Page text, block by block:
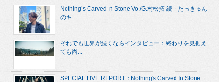
Nothing’s Carved In Stone Vo./G.村松拓 続・たっきゅん
のキ...
それでも世界が続くならインタビュー：終わりを見据え
ても尚...
SPECIAL LIVE REPORT：Nothing's Carved In Stone